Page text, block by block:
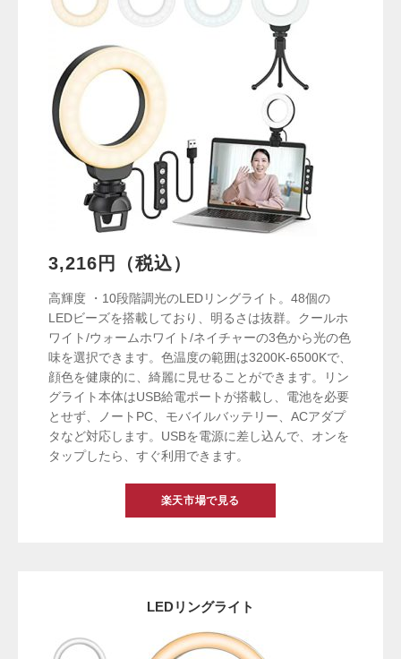
3,216円（税込）
高輝度 ・10段階調光のLEDリングライト。48個の
LEDビーズを搭載しており、明るさは抜群。クールホ
ワイト/ウォームホワイト/ネイチャーの3色から光の色
味を選択できます。色温度の範囲は3200K-6500Kで、
顔色を健康的に、綺麗に見せることができます。リン
グライト本体はUSB給電ポートが搭載し、電池を必要
とせず、ノートPC、モバイルバッテリー、ACアダプ
タなど対応します。USBを電源に差し込んで、オンを
タップしたら、すぐ利用できます。
楽天市場で見る
LEDリングライト